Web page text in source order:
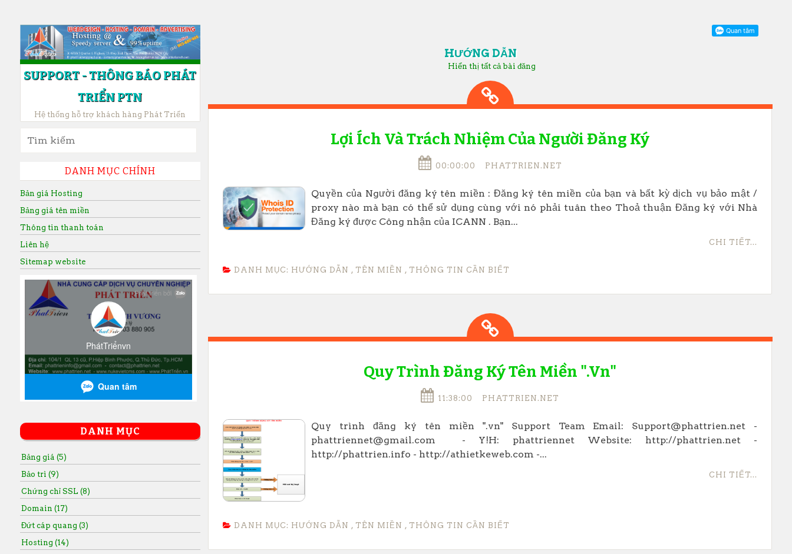
SUPPORT - THÔNG BÁO PHÁT
TRIỂN PTN
Hệ thống hỗ trợ khách hàng Phát Triển
DANH MỤC CHÍNH
Bản giá Hosting
Bảng giá tên miền
Thông tin thanh toán
Liên hệ
Sitemap website
DANH MỤC
Bảng giá (5)
Bảo trì (9)
Chứng chỉ SSL (8)
Domain (17)
Đứt cáp quang (3)
Hosting (14)
HƯỚNG DẪN
Hiển thị tất cả bài đăng
Lợi Ích Và Trách Nhiệm Của Người Đăng Ký
00:00:00 PHATTRIEN.NET
Quyền của Người đăng ký tên miền : Đăng ký tên miền của bạn và bất kỳ dịch vụ bảo mật /
proxy nào mà bạn có thể sử dụng cùng với nó phải tuân theo Thoả thuận Đăng ký với Nhà
Đăng ký được Công nhận của ICANN . Bạn...
CHI TIẾT...
DANH MỤC: HƯỚNG DẪN , TÊN MIỀN , THÔNG TIN CẦN BIẾT
Quy Trình Đăng Ký Tên Miền ".vn"
11:38:00 PHATTRIEN.NET
Quy trình đăng ký tên miền ".vn" Support Team Email: Support@phattrien.net -
phattriennet@gmail.com - Y!H: phattriennet Website: http://phattrien.net -
http://phattrien.info - http://athietkeweb.com -...
CHI TIẾT...
DANH MỤC: HƯỚNG DẪN , TÊN MIỀN , THÔNG TIN CẦN BIẾT